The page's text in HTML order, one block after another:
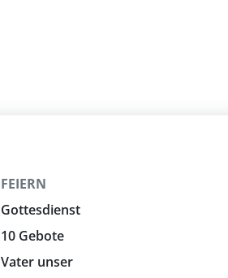
FEIERN
Gottesdienst
10 Gebote
Vater unser